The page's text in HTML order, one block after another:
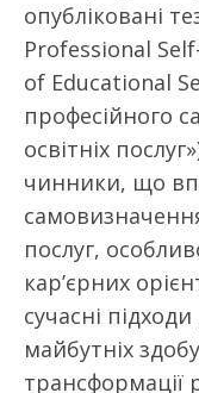
опубліковані
Professional
of Educational
професійного
освітніх
чинники, що
послуг,
кар’єрних
сучасні
майбутніх
трансформації